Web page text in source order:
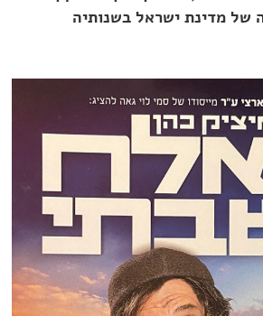
של מדינת ישראל בשנותיה